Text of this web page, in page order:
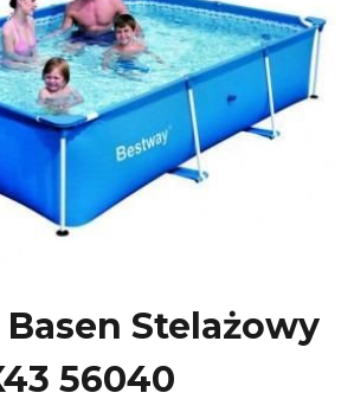
Stelażowy
56040